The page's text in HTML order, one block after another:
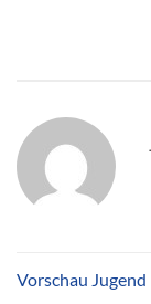
Vorschau Jugend